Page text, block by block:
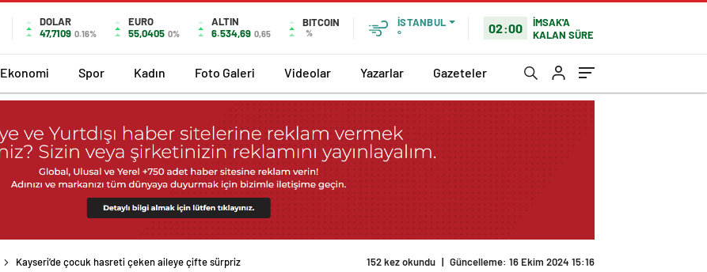
DOLAR
47,7109 0.16%
EURO
55,0405 0%
ALTIN
6.534,69 0,65
BITCOIN
%
İSTANBUL
°
02:00
İMSAK'A
KALAN SÜRE
Ekonomi Spor Kadın Foto Galeri Videolar Yazarlar Gazeteler
Kayseri’de çocuk hasreti çeken aileye çifte sürpriz